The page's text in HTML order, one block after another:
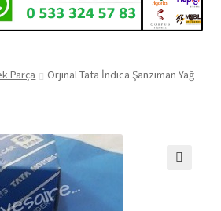
Parça
Orjinal Tata İndica Şanzıman Yağ